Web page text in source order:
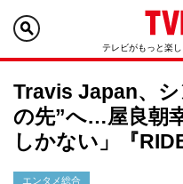
テレビがもっと楽
Travis Japan、
の先”へ…屋良朝
しかない」『
エンタメ総合